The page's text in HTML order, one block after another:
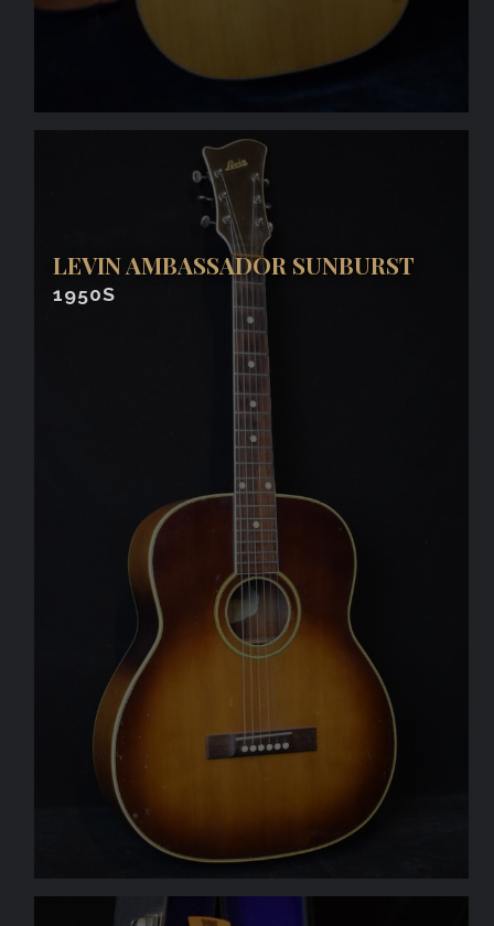
LEVIN AMBASSADOR SUNBURST
1950S